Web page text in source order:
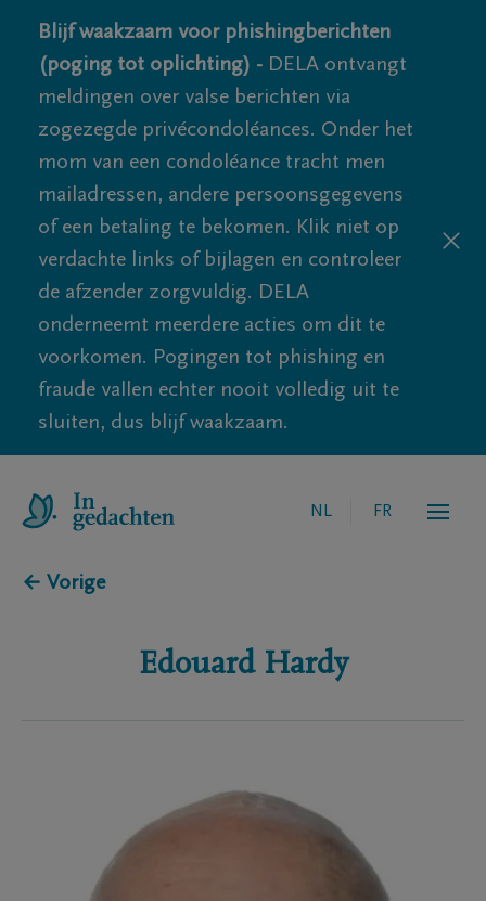
Blijf waakzaam voor phishingberichten
(poging tot oplichting) - DELA ontvangt
meldingen over valse berichten via
zogezegde privécondoléances. Onder het
mom van een condoléance tracht men
mailadressen, andere persoonsgegevens
of een betaling te bekomen. Klik niet op
verdachte links of bijlagen en controleer
de afzender zorgvuldig. DELA
onderneemt meerdere acties om dit te
voorkomen. Pogingen tot phishing en
fraude vallen echter nooit volledig uit te
sluiten, dus blijf waakzaam.
NL FR
← Vorige
Edouard Hardy